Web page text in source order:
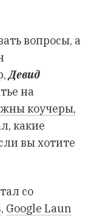
вопросы, а
Девид
на
коучеры,
какие
вы хотите
со
, Google Laun